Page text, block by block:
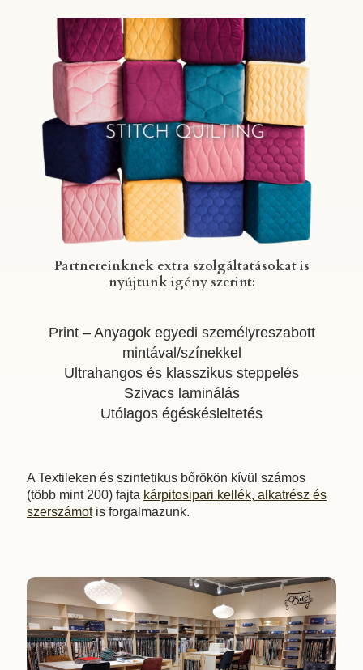
Partnereinknek extra szolgáltatásokat is
nyújtunk igény szerint:
Print – Anyagok egyedi személyreszabott
mintával/színekkel
Ultrahangos és klasszikus steppelés
Szivacs laminálás
Utólagos égéskésleltetés
A Textileken és szintetikus bőrökön kívül számos
(több mint 200) fajta kárpitosipari kellék, alkatrész és
szerszámotis forgalmazunk.